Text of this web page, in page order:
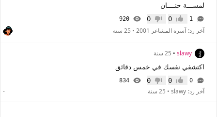
لمســـة حنــــان
1 إعجاب0 عدم إعجاب
0
920
آخر رد: آسرة المشاعر 2001 • 25 سنة
slawy
• 25 سنة
اكتشفي نفسك في خمس دقائق
0 إعجاب0 عدم إعجاب
0
834
آخر رد: slawy
• 25 سنة -